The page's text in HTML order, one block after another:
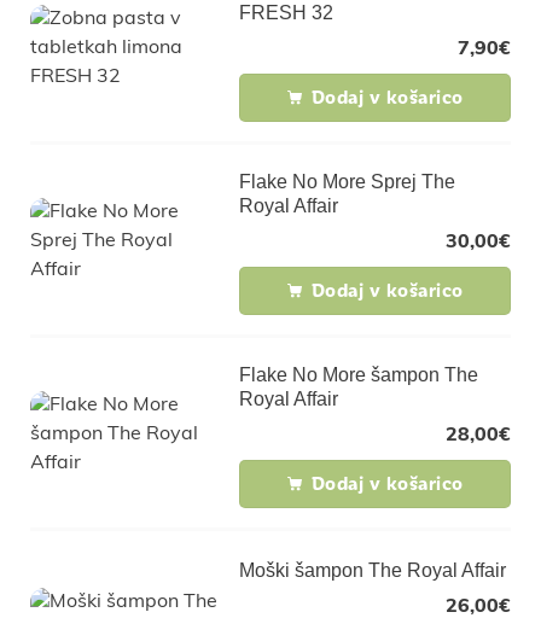
FRESH 32
7,90€
Dodaj v košarico
Flake No More Sprej The
Royal Affair
30,00€
Dodaj v košarico
Flake No More šampon The
Royal Affair
28,00€
Dodaj v košarico
Moški šampon The Royal Affair
26,00€